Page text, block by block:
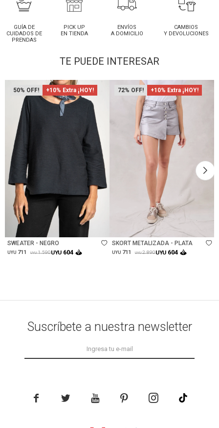
GUÍA DE
CUIDADOS DE
PRENDAS
PICK UP
EN TIENDA
ENVÍOS
A DOMICILIO
CAMBIOS
Y DEVOLUCIONES
TE PUEDE INTERESAR
50 +10% Extra ¡HOY!
SWEATER - NEGRO
UYU 711 UYU 1.590UYU 604
72 +10% Extra ¡HOY!
SKORT METALIZADA - PLATA
UYU 711 UYU 2.890UYU 604
Suscríbete a nuestra newsletter
    